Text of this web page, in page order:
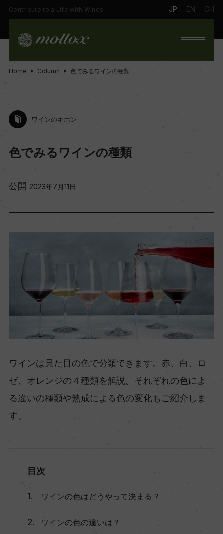
Contribute to a Life with Wines. JP EN CH
Home Column 色でみるワインの種類
ワインのキホン
色でみるワインの種類
公開 2023年7月11日
ワインは見た目の色で分類できます。赤、白、ロ
ゼ、オレンジの４種類を解説。それぞれの色によ
る違いの種類や熟成による色の変化もご紹介しま
す。
目次
ワインの色はどうやって決まる？
ワインの色の違いは？